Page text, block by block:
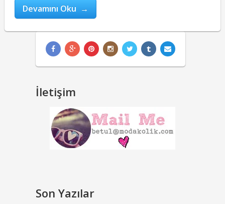
Devamını Oku →
İletişim
Son Yazılar